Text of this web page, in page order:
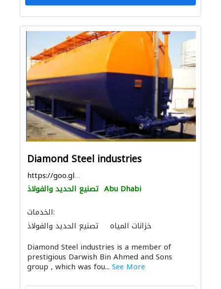
Diamond Steel industries
https://goo.gl/maps/rysSNYoS4vTzMni17
تصنيع الحديد والفولاذ Abu Dhabi
الخدمات:
تصنيع الحديد والفولاذ
خزانات المياه
Diamond Steel industries is a member of
prestigious Darwish Bin Ahmed and Sons
group , which was fou... See More